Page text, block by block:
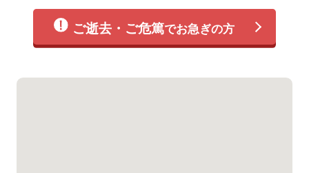
ご逝去・ご危篤でお急ぎの方